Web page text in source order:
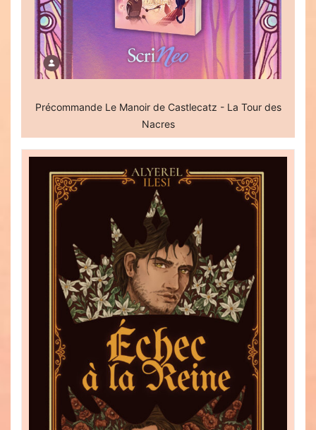
Précommande Le Manoir de Castlecatz - La Tour des
Nacres